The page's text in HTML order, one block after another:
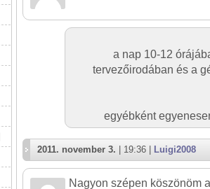
a nap 10-12
tervezőirodában és a
egyébként
2011. november 3. | 19:36 | Luigi2008
Nagyon szépen köszönöm